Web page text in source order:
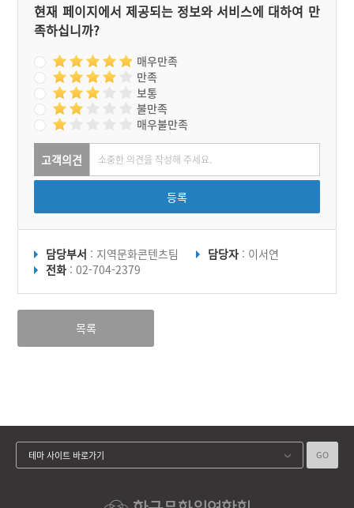
현재 페이지에서 제공되는 정보와 서비스에 대하여 만
족하십니까?
매우만족
만족
보통
불만족
매우불만족
고객의견
등록
담당부서 : 지역문화콘텐츠팀 담당자 : 이서연
전화 : 02-704-2379
목록
테마 사이트 바로가기 GO